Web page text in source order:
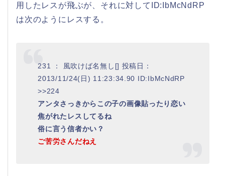
用したレスが飛ぶが、それに対してID:IbMcNdRP
は次のようにレスする。
231 ： 風吹けば名無し[] 投稿日：
2013/11/24(日) 11:23:34.90 ID:IbMcNdRP
>>224
アンタさっきからこの子の画像貼ったり恋い
焦がれたレスしてるね
俗に言う信者かい？
ご苦労さんだねえ